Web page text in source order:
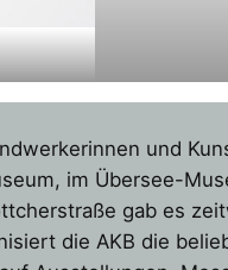
und
im Übersee-
gab es
die AKB die